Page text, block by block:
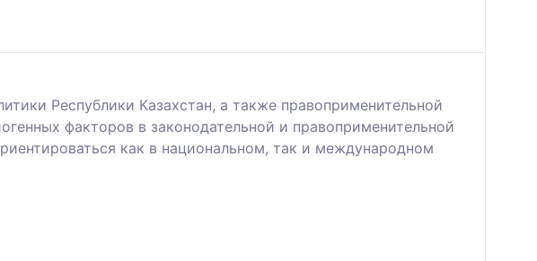
Республики Казахстан, а также правоприменительной
факторов в законодательной и правоприменительной
как в национальном, так и международном